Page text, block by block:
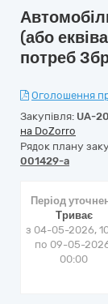
(або
потреб
Оголошення
Закупівля: UA-
на DoZorro
Рядок плану
001429-a
Період
Триває
з 04-05-2026,
по 09-05-
00:00